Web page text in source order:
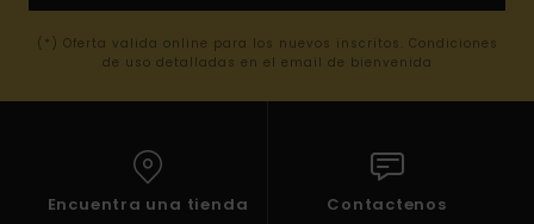
(*) Oferta valida online para los nuevos inscritos. Condiciones
de uso detalladas en el email de bienvenida
Encuentra una tienda Contactenos